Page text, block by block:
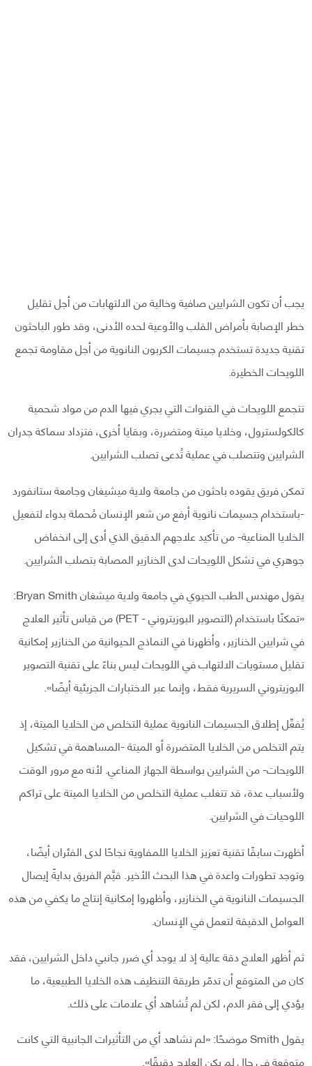
يجب أن تكون الشرايين صافية وخالية من الالتهابات من أجل تقليل
خطر الإصابة بأمراض القلب والأوعية لحده الأدنى، وقد طور الباحثون
تقنية جديدة تستخدم جسيمات الكربون النانوية من أجل مقاومة تجمع
اللويحات الخطيرة.
تتجمع اللويحات في القنوات التي يجري فيها الدم من مواد شحمية
كالكولسترول، وخلايا ميتة ومتضررة، وبقايا أخرى، فتزداد سماكة جدران
الشرايين وتتصلب في عملية تُدعى تصلب الشرايين.
تمكن فريق يقوده باحثون من جامعة ولاية ميشيغان وجامعة ستانفورد
-باستخدام جسيمات نانوية أرفع من شعر الإنسان مُحملة بدواء لتفعيل
الخلايا المناعية- من تأكيد علاجهم الدقيق الذي أدى إلى انخفاض
جوهري في تشكل اللويحات لدى الخنازير المصابة بتصلب الشرايين.
يقول مهندس الطب الحيوي في جامعة ولاية ميشغان Bryan Smith:
«تمكنّا باستخدام (التصوير البوزيتروني - PET) من قياس تأثير العلاج
في شرايين الخنازير، وأظهرنا في النماذج الحيوانية من الخنازير إمكانية
تقليل مستويات الالتهاب في اللويحات ليس بناءً على تقنية التصوير
البوزيتروني السريرية فقط، وإنما عبر الاختبارات الجزيئية أيضًا».
يُفعِّل إطلاق الجسيمات النانوية عملية التخلص من الخلايا الميتة، إذ
يتم التخلص من الخلايا المتضررة أو الميتة -المساهمة في تشكيل
اللويحات- من الشرايين بواسطة الجهاز المناعي. لأنه مع مرور الوقت
ولأسباب عدة، قد تتغلب عملية التخلص من الخلايا الميتة على تراكم
اللوحيات في الشرايين.
أظهرت سابقًا تقنية تعزيز الخلايا اللمفاوية نجاحًا لدى الفئران أيضًا،
وتوجد تطورات واعدة في هذا البحث الأخير. قيَّم الفريق بدايةً إيصال
الجسيمات النانوية في الخنازير، وأظهروا إمكانية إنتاج ما يكفي من هذه
العوامل الدقيقة لتعمل في الإنسان.
ثم أظهر العلاج دقة عالية إذ لا يوجد أي ضرر جانبي داخل الشرايين، فقد
كان من المتوقع أن تدمّر طريقة التنظيف هذه الخلايا الطبيعية، ما
يؤدي إلى فقر الدم، لكن لم تُشاهد أي علامات على ذلك.
يقول Smith موضحًا: «لم نشاهد أي من التأثيرات الجانبية التي كانت
متوقعة في حال لم يكن العلاج دقيقًا».